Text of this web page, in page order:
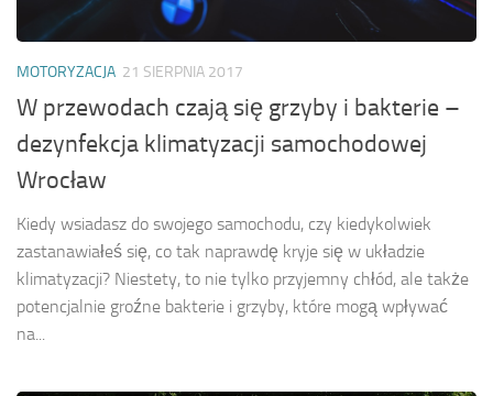
MOTORYZACJA 21 SIERPNIA 2017
W przewodach czają się grzyby i bakterie –
dezynfekcja klimatyzacji samochodowej
Wrocław
Kiedy wsiadasz do swojego samochodu, czy kiedykolwiek
zastanawiałeś się, co tak naprawdę kryje się w układzie
klimatyzacji? Niestety, to nie tylko przyjemny chłód, ale także
potencjalnie groźne bakterie i grzyby, które mogą wpływać
na...